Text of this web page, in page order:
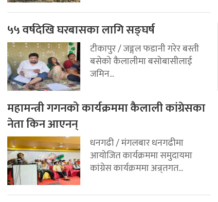
५५ वर्षदेखि घरबासका लागि सङ्घर्ष
टीकापुर / जङ्गल फडानी गरेर बस्ती
बसेको कैलालीमा बसोबासीलाई
जमिन...
महामन्त्री गगनको कार्यक्रममा कैलाली कांग्रेसका
नेता किन आएनन्
धनगढी / मंगलबार धनगढीमा
आयोजित कार्यक्रममा समुदायमा
कांग्रेस कार्यक्रममा अन्र्तगत...